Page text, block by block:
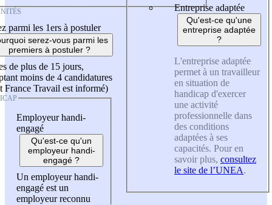
parmi les 1ers à postuler
serez-vous parmi les
premiers à postuler ?
de plus de 15 jours,
moins de 4 candidatures
France Travail est informé)
Employeur handi-
engagé
Qu'est-ce qu'un
employeur handi-
engagé ?
Un employeur handi-
engagé est un
employeur reconnu
Entreprise adaptée
Qu'est-ce qu'une
entreprise adaptée
?
L'entreprise adaptée
permet à un travailleur
en situation de
handicap d'exercer
une activité
professionnelle dans
des conditions
adaptées à ses
capacités. Pour en
savoir plus, consultez
le site de l’UNEA.